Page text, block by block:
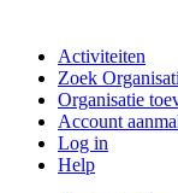
Activiteiten
Zoek
Organisatie
Account
Log in
Help